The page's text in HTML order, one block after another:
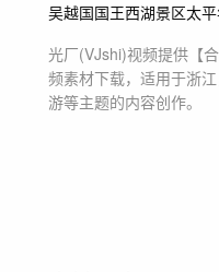
吴越国国王西湖景区太
光厂(VJshi)视频提供 【
频素材下载，适用于浙
游等主题的内容创作。